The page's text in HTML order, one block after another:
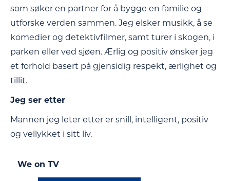
som søker en partner for å bygge en familie og
utforske verden sammen. Jeg elsker musikk, å se
komedier og detektivfilmer, samt turer i skogen, i
parken eller ved sjøen. Ærlig og positiv ønsker jeg
et forhold basert på gjensidig respekt, ærlighet og
tillit.
Jeg ser etter
Mannen jeg leter etter er snill, intelligent, positiv
og vellykket i sitt liv.
We on TV